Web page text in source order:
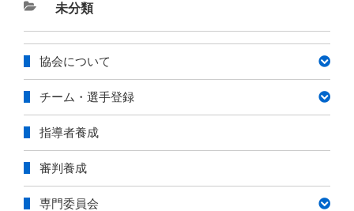
カ
テ
リ
未分類
協会について
チーム・選手登録
指導者養成
審判養成
専門委員会